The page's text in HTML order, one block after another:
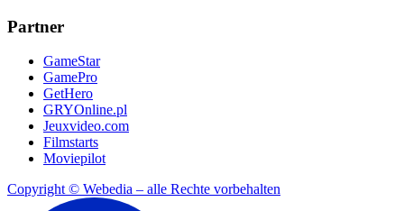
Partner
GameStar
GamePro
GetHero
GRYOnline.pl
Jeuxvideo.com
Filmstarts
Moviepilot
Copyright © Webedia – alle Rechte vorbehalten